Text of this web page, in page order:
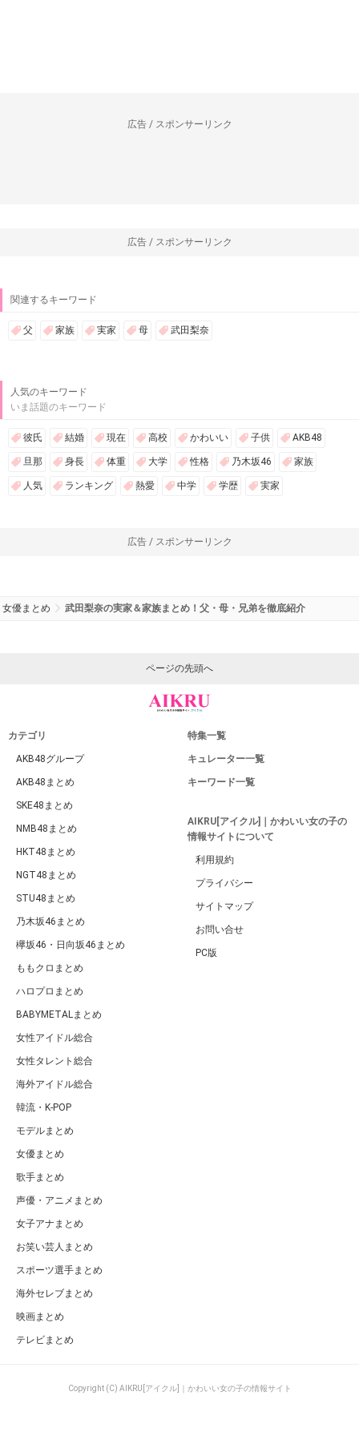
広告 / スポンサーリンク
広告 / スポンサーリンク
関連するキーワード
父 家族 実家 母 武田梨奈
人気のキーワード
いま話題のキーワード
彼氏 結婚 現在 高校 かわいい 子供 AKB48
旦那 身長 体重 大学 性格 乃木坂46 家族
人気 ランキング 熱愛 中学 学歴 実家
広告 / スポンサーリンク
女優まとめ 武田梨奈の実家＆家族まとめ！父・母・兄弟を徹底紹介
ページの先頭へ
カテゴリ
AKB48グループ
AKB48まとめ
SKE48まとめ
NMB48まとめ
HKT48まとめ
NGT48まとめ
STU48まとめ
乃木坂46まとめ
欅坂46・日向坂46まとめ
ももクロまとめ
ハロプロまとめ
BABYMETALまとめ
女性アイドル総合
女性タレント総合
海外アイドル総合
韓流・K-POP
モデルまとめ
女優まとめ
歌手まとめ
声優・アニメまとめ
女子アナまとめ
お笑い芸人まとめ
スポーツ選手まとめ
海外セレブまとめ
映画まとめ
テレビまとめ
特集一覧
キュレーター一覧
キーワード一覧
AIKRU[アイクル]｜かわいい女の子の
情報サイトについて
利用規約
プライバシー
サイトマップ
お問い合せ
PC版
Copyright (C) AIKRU[アイクル]｜かわいい女の子の情報サイト